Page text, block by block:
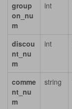
group
on_nu
m
int
discou
nt_nu
m
int
comme
nt_nu
m
string